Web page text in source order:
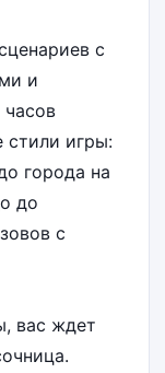
с
и
стили игры:
города на
до
с
вас ждет